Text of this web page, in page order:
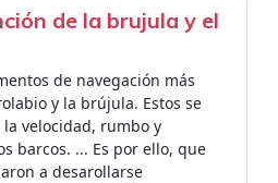
de la brujula y el
de navegación más
y la brújula. Estos se
velocidad, rumbo y
barcos. ... Es por ello, que
a desarollarse